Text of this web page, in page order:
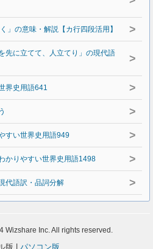
」の意味・解説【カ行四段活用】 >
先に立てて、人立てり」の現代語
>
界史用語641 >
>
すい世界史用語949 >
かりやすい世界史用語1498 >
代語訳・品詞分解 >
Wizshare Inc. All rights reserved.
版 | パソコン版